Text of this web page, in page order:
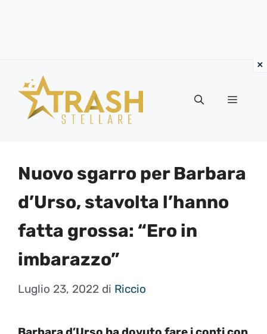
contenuto
Menu
Nuovo sgarro per Barbara
d’Urso, stavolta l’hanno
fatta grossa: “Ero in
imbarazzo”
Luglio 23, 2022 di Riccio